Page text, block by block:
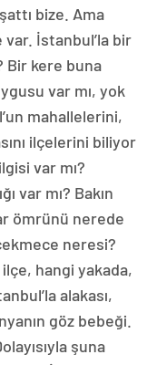
bize. Ama
İstanbul’la bir
Bir kere buna
var mı, yok
mahallelerini,
ilçelerini biliyor
var mı?
var mı? Bakın
ömrünü nerede
neresi?
hangi yakada,
alakası,
göz bebeği.
şuna